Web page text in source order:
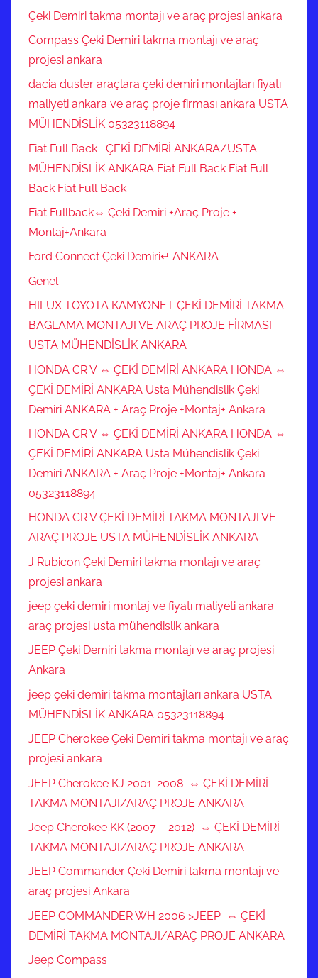
Çeki Demiri takma montajı ve araç projesi ankara
Compass Çeki Demiri takma montajı ve araç
projesi ankara
dacia duster araçlara çeki demiri montajları fiyatı
maliyeti ankara ve araç proje firması ankara USTA
MÜHENDİSLİK 05323118894
Fiat Full Back ÇEKİ DEMİRİ ANKARA/USTA
MÜHENDİSLİK ANKARA Fiat Full Back Fiat Full
Back Fiat Full Back
Fiat Fullback⇔ Çeki Demiri +Araç Proje +
Montaj+Ankara
Ford Connect Çeki Demiri↵ ANKARA
Genel
HILUX TOYOTA KAMYONET ÇEKİ DEMİRİ TAKMA
BAGLAMA MONTAJI VE ARAÇ PROJE FİRMASI
USTA MÜHENDİSLİK ANKARA
HONDA CR V ⇔ ÇEKİ DEMİRİ ANKARA HONDA ⇔
ÇEKİ DEMİRİ ANKARA Usta Mühendislik Çeki
Demiri ANKARA + Araç Proje +Montaj+ Ankara
HONDA CR V ⇔ ÇEKİ DEMİRİ ANKARA HONDA ⇔
ÇEKİ DEMİRİ ANKARA Usta Mühendislik Çeki
Demiri ANKARA + Araç Proje +Montaj+ Ankara
05323118894
HONDA CR V ÇEKİ DEMİRİ TAKMA MONTAJI VE
ARAÇ PROJE USTA MÜHENDİSLİK ANKARA
J Rubicon Çeki Demiri takma montajı ve araç
projesi ankara
jeep çeki demiri montaj ve fiyatı maliyeti ankara
araç projesi usta mühendislik ankara
JEEP Çeki Demiri takma montajı ve araç projesi
Ankara
jeep çeki demiri takma montajları ankara USTA
MÜHENDİSLİK ANKARA 05323118894
JEEP Cherokee Çeki Demiri takma montajı ve araç
projesi ankara
JEEP Cherokee KJ 2001-2008 ⇔ ÇEKİ DEMİRİ
TAKMA MONTAJI/ARAÇ PROJE ANKARA
Jeep Cherokee KK (2007 – 2012) ⇔ ÇEKİ DEMİRİ
TAKMA MONTAJI/ARAÇ PROJE ANKARA
JEEP Commander Çeki Demiri takma montajı ve
araç projesi Ankara
JEEP COMMANDER WH 2006 >JEEP ⇔ ÇEKİ
DEMİRİ TAKMA MONTAJI/ARAÇ PROJE ANKARA
Jeep Compass